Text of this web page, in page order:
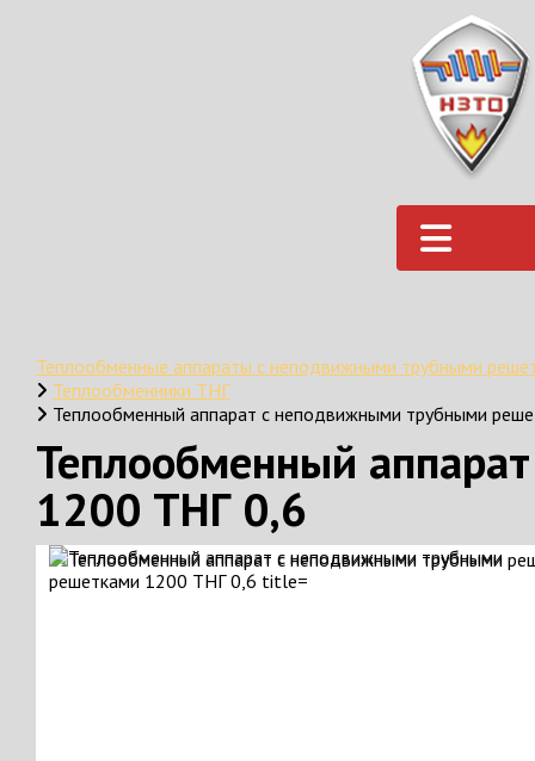
Теплообменные аппараты с неподвижными трубными
Теплообменники ТНГ
Теплообменный аппарат с неподвижными трубными
Теплообменный
1200 ТНГ 0,6